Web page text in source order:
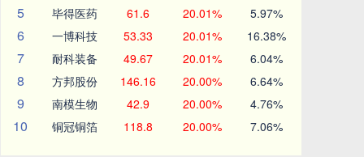
5 毕得医药 61.6 20.01% 5.97%
6 一博科技 53.33 20.01% 16.38%
7 耐科装备 49.67 20.01% 6.04%
8 方邦股份 146.16 20.00% 6.64%
9 南模生物 42.9 20.00% 4.76%
10 铜冠铜箔 118.8 20.00% 7.06%